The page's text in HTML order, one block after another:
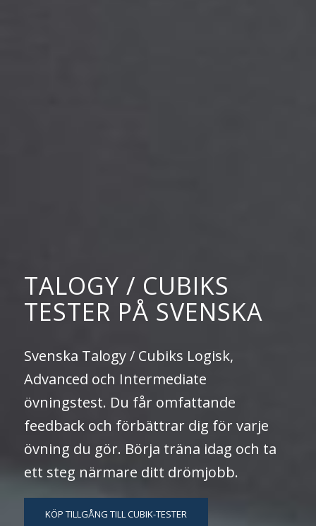
TALOGY / CUBIKS
TESTER PÅ SVENSKA
Svenska Talogy / Cubiks Logisk,
Advanced och Intermediate
övningstest. Du får omfattande
feedback och förbättrar dig för varje
övning du gör. Börja träna idag och ta
ett steg närmare ditt drömjobb.
KÖP TILLGÅNG TILL CUBIK-TESTER